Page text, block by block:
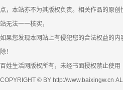
点，本站亦不为其版权负责。相关作品的原
站无法一一核实，
如果您发现本网站上有侵犯您的合法权益的
除！
百姓生活网版权所有，未经书面授权禁止使用
COPYRIGHT © BY http://www.baixingw.cn